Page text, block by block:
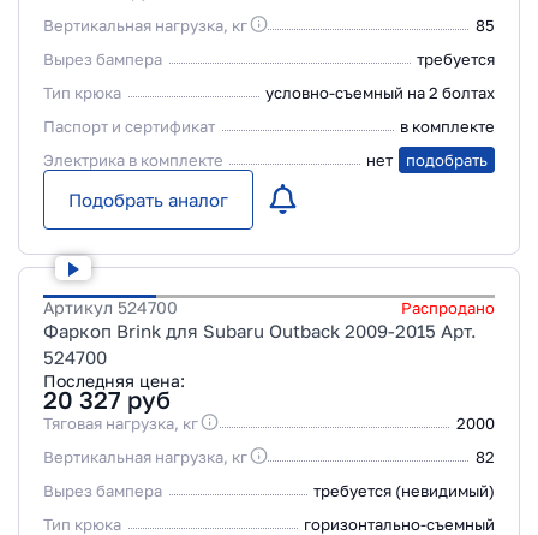
Вертикальная нагрузка, кг
85
Вырез бампера
требуется
Тип крюка
условно-съемный на 2 болтах
Паспорт и сертификат
в комплекте
Электрика в комплекте
нет подобрать
Подобрать аналог
Артикул 524700 Распродано
Фаркоп Brink для Subaru Outback 2009-2015 Арт.
524700
Последняя цена:
20 327 руб
Тяговая нагрузка, кг
2000
Вертикальная нагрузка, кг
82
Вырез бампера
требуется (невидимый)
Тип крюка
горизонтально-съемный